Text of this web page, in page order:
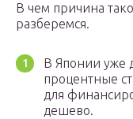
В чем причина
разберемся.
В Японии уже
процентные
для
дешево.